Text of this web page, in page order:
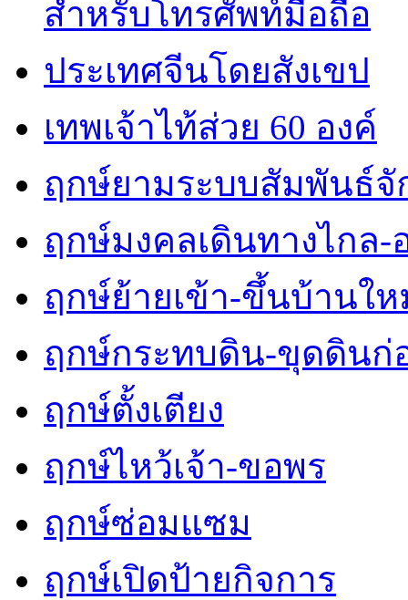
สำหรับโทรศัพท์มือถือ
ประเทศจีนโดยสังเขป
เทพเจ้าไท้ส่วย 60 องค์
ฤกษ์ยามระบบสัมพันธ์จั
ฤกษ์มงคลเดินทางไกล-
ฤกษ์ย้ายเข้า-ขึ้นบ้านใ
ฤกษ์กระทบดิน-ขุดดินก่
ฤกษ์ตั้งเตียง
ฤกษ์ไหว้เจ้า-ขอพร
ฤกษ์ซ่อมแซม
ฤกษ์เปิดป้ายกิจการ